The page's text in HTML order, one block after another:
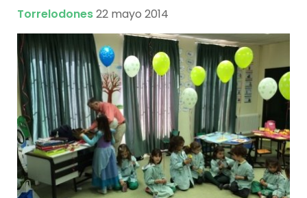
Torrelodones22 mayo 2014